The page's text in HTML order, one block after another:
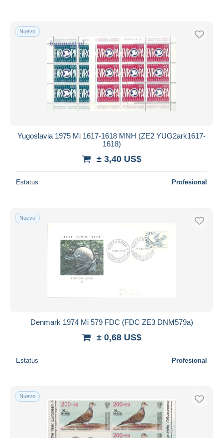
Nuevo
Yugoslavia 1975 Mi 1617-1618 MNH (ZE2 YUG2ark1617-
1618)
± 3,40 US$
Estatus Profesional
Nuevo
Denmark 1974 Mi 579 FDC (FDC ZE3 DNM579a)
± 0,68 US$
Estatus Profesional
Nuevo